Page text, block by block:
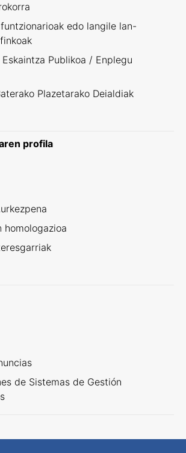
edo langile lan-
Publikoa / Enplegu
Plazetarako Deialdiak
profila
homologazioa
de Sistemas de Gestión